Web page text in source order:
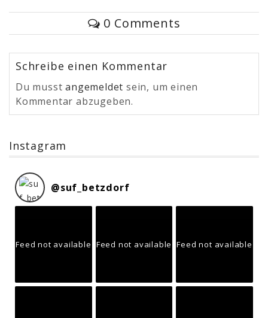
0 Comments
Schreibe einen Kommentar
Du musstangemeldet sein, um einen
Kommentar abzugeben.
Instagram
@suf_betzdorf
Feed not available Feed not available Feed not available